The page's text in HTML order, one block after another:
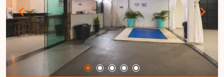
residência conta ainda com portão eletrônico e
concertina, proporcionando mais segurança aos
moradores. Esta é uma excelente oportunidade
para quem busca um imóvel espaçoso, funcional
e bem localizado no bairro Jardim Inconfidência.
Agende uma visita e venha conhecer todos os